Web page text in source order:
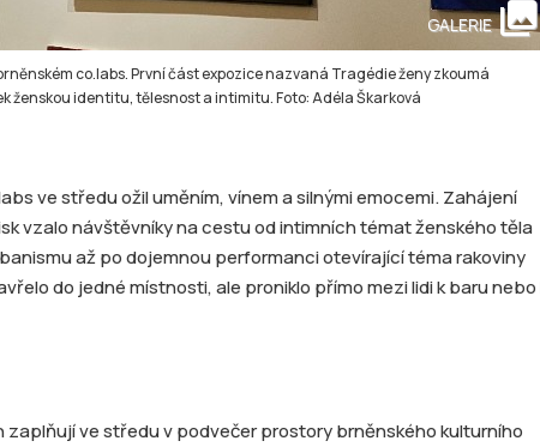
co.labs. První část expozice nazvaná Tragédie ženy zkoumá
ženskou identitu, tělesnost a intimitu. Foto: Adéla Škarková
GALERIE collections
ve středu ožil uměním, vínem a silnými emocemi. Zahájení
vzalo návštěvníky na cestu od intimních témat ženského těla
až po dojemnou performanci otevírající téma rakoviny
do jedné místnosti, ale proniklo přímo mezi lidi k baru nebo
zaplňují ve středu v podvečer prostory brněnského kulturního